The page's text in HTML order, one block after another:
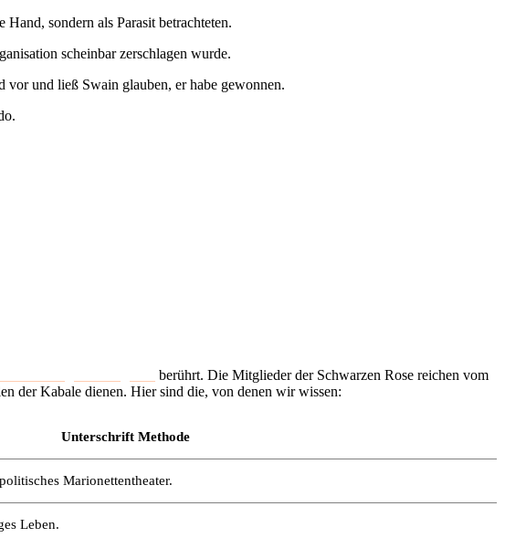
sondern als Parasit betrachteten.
scheinbar zerschlagen wurde.
vor und ließ Swain glauben, er habe gewonnen.
berührt. Die Mitglieder der Schwarzen Rose reichen vom
der Kabale dienen. Hier sind die, von denen wir wissen:
Unterschrift Methode
Marionettentheater.
Leben.